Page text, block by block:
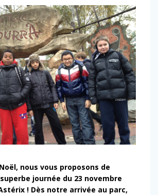
nous vous proposons de
journée du 23 novembre
! Dès notre arrivée au parc,